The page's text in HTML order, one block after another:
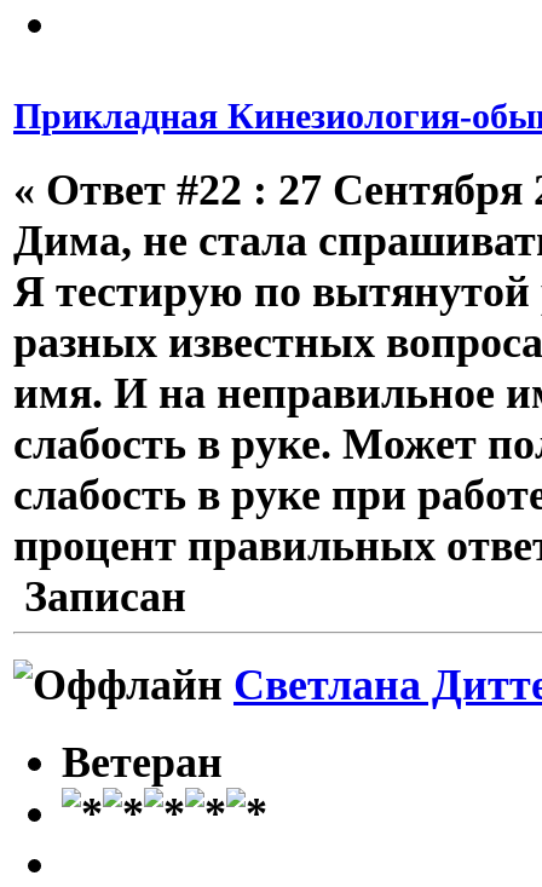
Прикладная Кинезиология-
« Ответ #22 : 27 Сентября
Дима, не стала
Я тестирую по
разных известных
имя. И на неправильное
слабость в руке. Может
слабость в руке при
процент правильных
Записан
Светлана
Ветеран